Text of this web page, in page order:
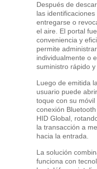
Después de
las
entregarse o
el aire. El portal
conveniencia y
permite
individualmente o
suministro rápido y
Luego de emitida
usuario puede
toque con su
conexión
HID Global,
la transacción a
hacia la entrada.
La solución
funciona con